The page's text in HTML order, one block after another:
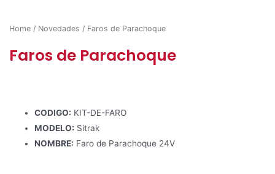
Home / Novedades / Faros de Parachoque
Faros de Parachoque
CODIGO: KIT-DE-FARO
MODELO: Sitrak
NOMBRE: Faro de Parachoque 24V